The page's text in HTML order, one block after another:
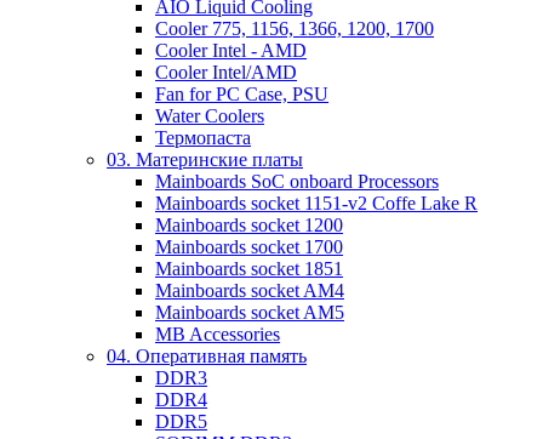
AIO Liquid Cooling
Cooler 775, 1156, 1366, 1200, 1700
Cooler Intel - AMD
Cooler Intel/AMD
Fan for PC Case, PSU
Water Coolers
Термопаста
03. Материнские платы
Mainboards SoC onboard Processors
Mainboards socket 1151-v2 Coffe Lake R
Mainboards socket 1200
Mainboards socket 1700
Mainboards socket 1851
Mainboards socket AM4
Mainboards socket AM5
MB Accessories
04. Оперативная память
DDR3
DDR4
DDR5